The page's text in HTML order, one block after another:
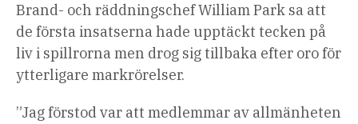
Brand- och räddningschef William Park sa att
de första insatserna hade upptäckt tecken på
liv i spillrorna men drog sig tillbaka efter oro för
ytterligare markrörelser.
”Jag förstod var att medlemmar av allmänheten